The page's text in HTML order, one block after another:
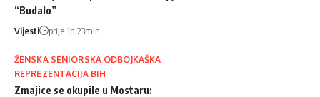
“Budalo”
Vijesti prije 1h 23min
ŽENSKA SENIORSKA ODBOJKAŠKA
REPREZENTACIJA BIH
Zmajice se okupile u Mostaru: